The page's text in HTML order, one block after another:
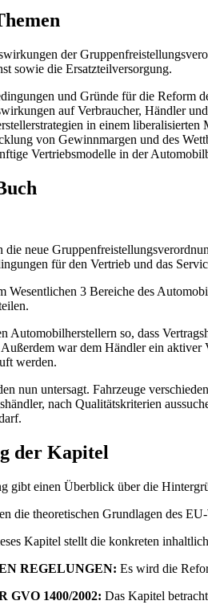
der
sowie die Ersatzteilversorgung.
und Gründe für die Reform
auf Verbraucher, Händler
in einem liberalisierten
von Gewinnmargen und des
Vertriebsmodelle in der
neue
für den Vertrieb und das
Wesentlichen 3 Bereiche des
Automobilherstellern so, dass
war dem Händler ein
werden.
nun untersagt. Fahrzeuge
nach Qualitätskriterien
der Kapitel
gibt einen Überblick über die
die theoretischen Grundlagen des
Kapitel stellt die konkreten
REGELUNGEN: Es wird die
GVO 1400/2002: Das Kapitel